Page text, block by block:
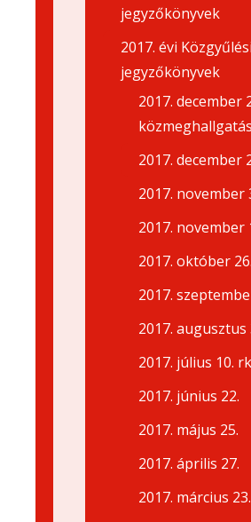
jegyzőkönyvek
2017. évi Közgyűlési
jegyzőkönyvek
2017. december
közmeghallgatás
2017. december
2017. november
2017. november
2017. október 26.
2017.
2017. augusztus
2017. július 10.
2017. június 22.
2017. május 25.
2017. április 27.
2017. március 23.